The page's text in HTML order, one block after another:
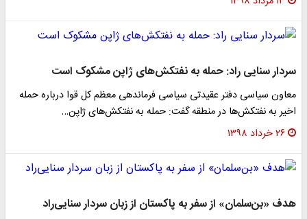
سردار سنایی راد: حمله به نفتکش‌های ژاپن مشکوک است
معاون سیاسی دفتر عقیدتی سیاسی فرماندهی معظم کل قوا درباره حمله
اخیر به نفتکش‌ها در منطقه گفت: حمله به نفتکش‌های ژاپن…
۲۶ خرداد ۱۳۹۸
هدف «بن‌سلمان» از سفر به پاکستان از زبان سردار سنایی‌راد